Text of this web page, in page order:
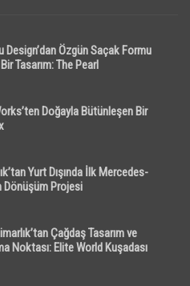
Özgün Saçak Formu
Tasarım: The Pearl
Doğayla Bütünleşen Bir
Yurt Dışında İlk Mercedes-
Projesi
Çağdaş Tasarım ve
Noktası: Elite World Kuşadası